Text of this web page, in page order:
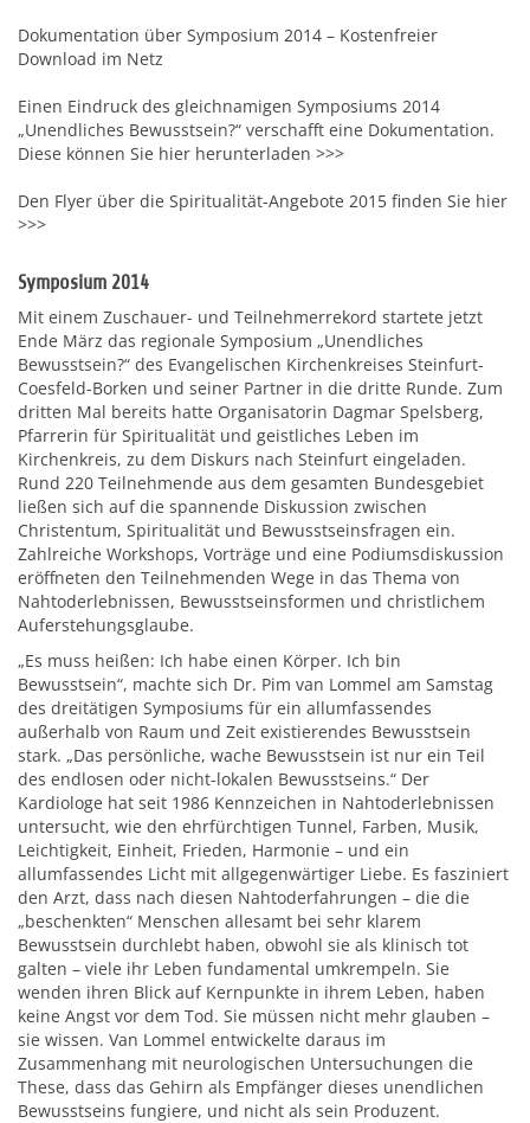
Dokumentation über Symposium 2014 – Kostenfreier
Download im Netz
Einen Eindruck des gleichnamigen Symposiums 2014
„Unendliches Bewusstsein?“ verschafft eine Dokumentation.
Diese können Sie hier herunterladen >>>
Den Flyer über die Spiritualität-Angebote 2015 finden Sie hier
>>>
Symposium 2014
Mit einem Zuschauer- und Teilnehmerrekord startete jetzt
Ende März das regionale Symposium „Unendliches
Bewusstsein?“ des Evangelischen Kirchenkreises Steinfurt-
Coesfeld-Borken und seiner Partner in die dritte Runde. Zum
dritten Mal bereits hatte Organisatorin Dagmar Spelsberg,
Pfarrerin für Spiritualität und geistliches Leben im
Kirchenkreis, zu dem Diskurs nach Steinfurt eingeladen.
Rund 220 Teilnehmende aus dem gesamten Bundesgebiet
ließen sich auf die spannende Diskussion zwischen
Christentum, Spiritualität und Bewusstseinsfragen ein.
Zahlreiche Workshops, Vorträge und eine Podiumsdiskussion
eröffneten den Teilnehmenden Wege in das Thema von
Nahtoderlebnissen, Bewusstseinsformen und christlichem
Auferstehungsglaube.
„Es muss heißen: Ich habe einen Körper. Ich bin
Bewusstsein“, machte sich Dr. Pim van Lommel am Samstag
des dreitätigen Symposiums für ein allumfassendes
außerhalb von Raum und Zeit existierendes Bewusstsein
stark. „Das persönliche, wache Bewusstsein ist nur ein Teil
des endlosen oder nicht-lokalen Bewusstseins.“ Der
Kardiologe hat seit 1986 Kennzeichen in Nahtoderlebnissen
untersucht, wie den ehrfürchtigen Tunnel, Farben, Musik,
Leichtigkeit, Einheit, Frieden, Harmonie – und ein
allumfassendes Licht mit allgegenwärtiger Liebe. Es fasziniert
den Arzt, dass nach diesen Nahtoderfahrungen – die die
„beschenkten“ Menschen allesamt bei sehr klarem
Bewusstsein durchlebt haben, obwohl sie als klinisch tot
galten – viele ihr Leben fundamental umkrempeln. Sie
wenden ihren Blick auf Kernpunkte in ihrem Leben, haben
keine Angst vor dem Tod. Sie müssen nicht mehr glauben –
sie wissen. Van Lommel entwickelte daraus im
Zusammenhang mit neurologischen Untersuchungen die
These, dass das Gehirn als Empfänger dieses unendlichen
Bewusstseins fungiere, und nicht als sein Produzent.